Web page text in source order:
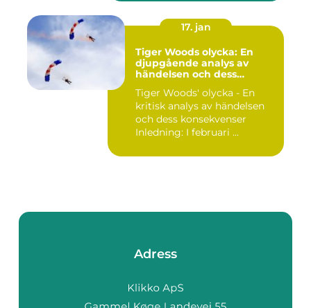
17. jan
Tiger Woods olycka: En
djupgående analys av
händelsen och dess
Tiger Woods' olycka - En
kritisk analys av händelsen
och dess konsekvenser
Inledning: I februari ...
Adress